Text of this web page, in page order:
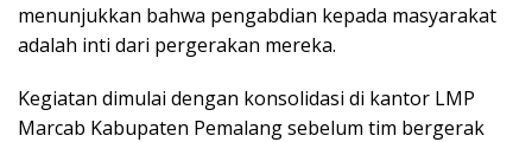
menunjukkan bahwa pengabdian kepada masyarakat
adalah inti dari pergerakan mereka.
Kegiatan dimulai dengan konsolidasi di kantor LMP
Marcab Kabupaten Pemalang sebelum tim bergerak